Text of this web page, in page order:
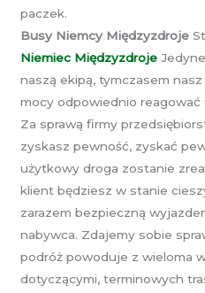
paczek.
Busy Niemcy Międzyzdroje
Niemiec Międzyzdroje
naszą ekipą, tymczasem
mocy odpowiednio
Za sprawą firmy
zyskasz pewność, zyskać
użytkowy droga zostanie
klient będziesz w stanie
zarazem bezpieczną
nabywca. Zdajemy sobie
podróż powoduje z wieloma
dotyczącymi, terminowych